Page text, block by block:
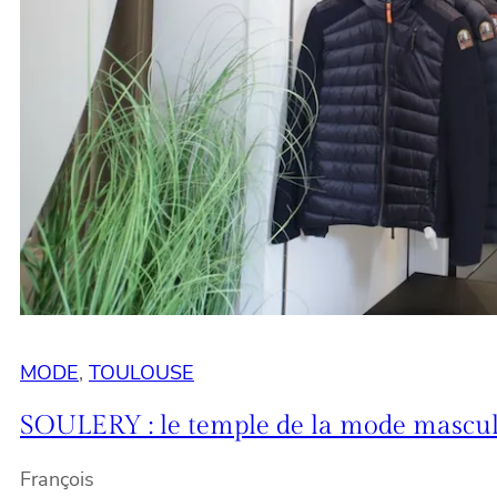
MODE, TOULOUSE
SOULERY : le temple de la mode
François